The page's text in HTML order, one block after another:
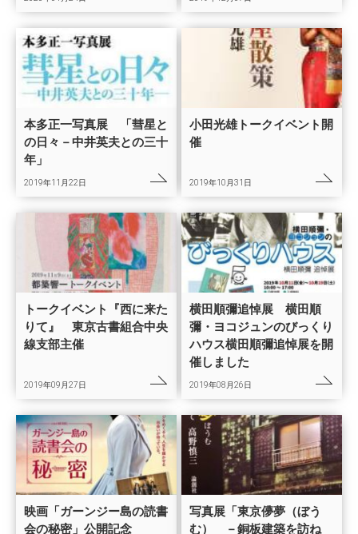
本多正一写真展 「彗星と
の日々－中井英夫との三十
年」
2019年11月22日
小田光雄トークイベント開
催
2019年10月31日
トークイベント『西に来た
りて』 東京古書組合中央
線支部主催
2019年09月27日
横田順彌追悼展 横田順
彌・ヨコジュンのびっくり
ハウス横田順彌追悼展を開
催しました
2019年08月26日
映画「ガーンジー島の読書
会の秘密」公開記念
写真展「東京儚夢（ぼう
む） －銅板建築を訪ね